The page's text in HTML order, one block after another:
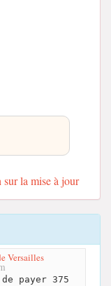
la mise à jour
Versailles
payer 375